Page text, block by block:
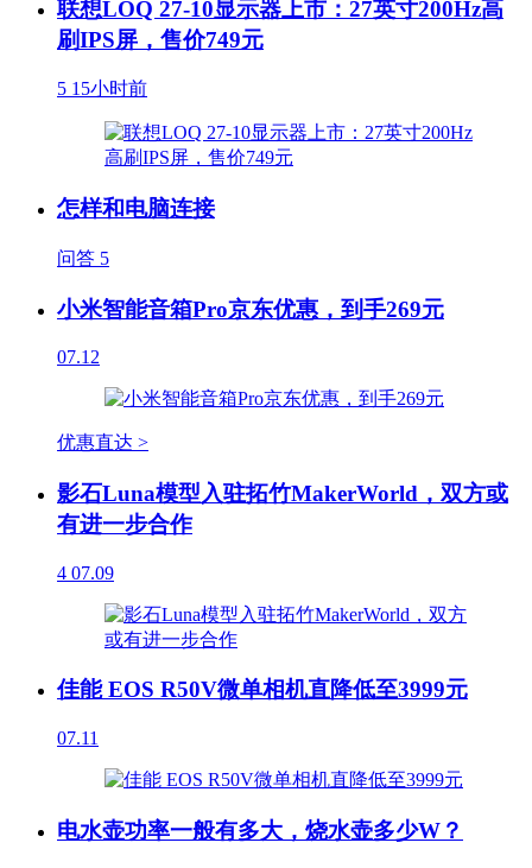
联想LOQ 27-10显示器上市：27英寸200Hz高
刷IPS屏，售价749元
5 15小时前
怎样和电脑连接
问答 5
小米智能音箱Pro京东优惠，到手269元
07.12
优惠直达 >
影石Luna模型入驻拓竹MakerWorld，双方或
有进一步合作
4 07.09
佳能 EOS R50V微单相机直降低至3999元
07.11
电水壶功率一般有多大，烧水壶多少W？